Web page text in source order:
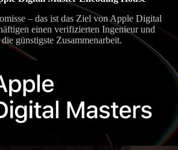
– das ist das Ziel von Apple Digital
einen verifizierten Ingenieur und
günstigste Zusammenarbeit.